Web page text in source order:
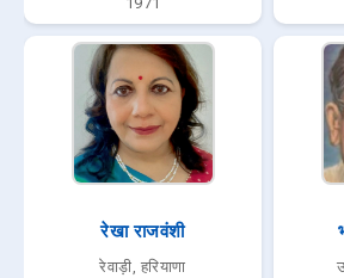
रेखा राजवंशी
रेवाड़ी, हरियाणा